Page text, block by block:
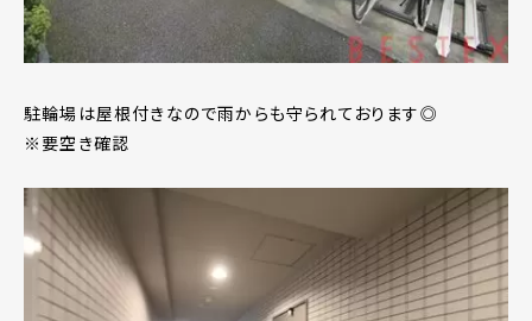
駐輪場は屋根付きなので雨からも守られております◎
※要空き確認